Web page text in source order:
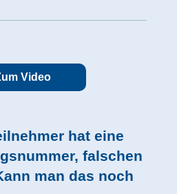
Video
hat eine
falschen
man das noch